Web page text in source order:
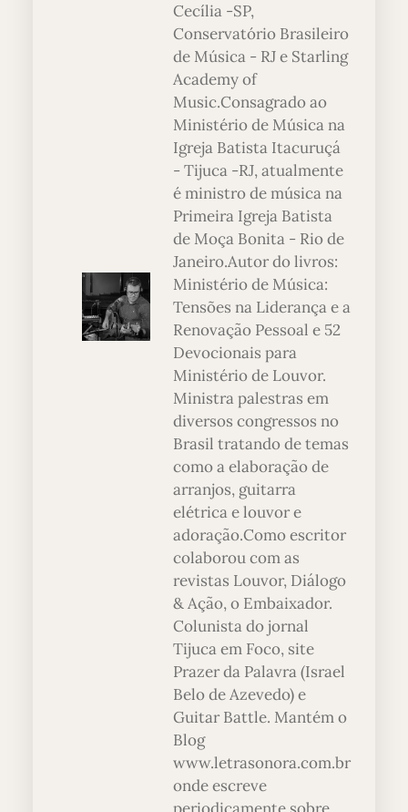
Cecília -SP,
Conservatório Brasileiro
de Música - RJ e Starling
Academy of
Music.Consagrado ao
Ministério de Música na
Igreja Batista Itacuruçá
- Tijuca -RJ, atualmente
é ministro de música na
Primeira Igreja Batista
de Moça Bonita - Rio de
Janeiro.Autor do livros:
Ministério de Música:
Tensões na Liderança e a
Renovação Pessoal e 52
Devocionais para
Ministério de Louvor.
Ministra palestras em
diversos congressos no
Brasil tratando de temas
como a elaboração de
arranjos, guitarra
elétrica e louvor e
adoração.Como escritor
colaborou com as
revistas Louvor, Diálogo
& Ação, o Embaixador.
Colunista do jornal
Tijuca em Foco, site
Prazer da Palavra (Israel
Belo de Azevedo) e
Guitar Battle. Mantém o
Blog
www.letrasonora.com.br
onde escreve